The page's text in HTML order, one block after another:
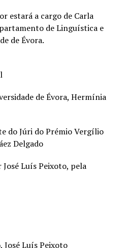
estará a cargo de Carla
de Linguística e
de Évora.
de Évora, Hermínia
do Júri do Prémio Vergílio
Delgado
José Luís Peixoto, pela
José Luís Peixoto